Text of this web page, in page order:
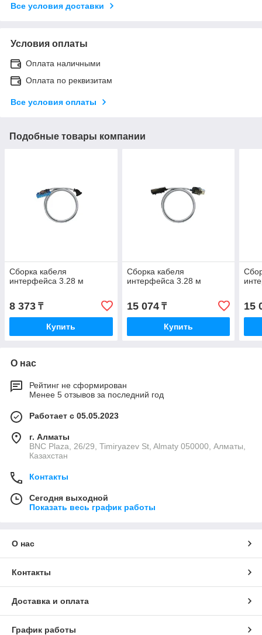
Все условия доставки
Условия оплаты
Оплата наличными
Оплата по реквизитам
Все условия оплаты
Подобные товары компании
Сборка кабеля
интерфейса 3.28 м
8 373 ₸
Купить
Сборка кабеля
интерфейса 3.28 м
15 074₸
Купить
15
О нас
Рейтинг не сформирован
Менее 5 отзывов за последний год
Работает с 05.05.2023
г. Алматы
BNC Plaza, 26/29, Timiryazev St, Almaty 050000, Алматы,
Казахстан
Контакты
Сегодня выходной
Показать весь график работы
О нас
Контакты
Доставка и оплата
График работы